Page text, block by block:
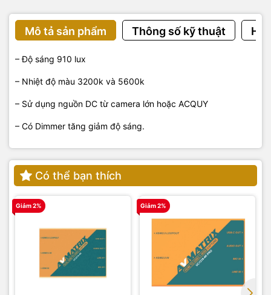
Mô tả sản phẩm Thông số kỹ thuật
– Độ sáng 910 lux
– Nhiệt độ màu 3200k và 5600k
– Sử dụng nguồn DC từ camera lớn hoặc ACQUY
– Có Dimmer tăng giảm độ sáng.
Có thể bạn thích
Giảm 2% Giảm 2%